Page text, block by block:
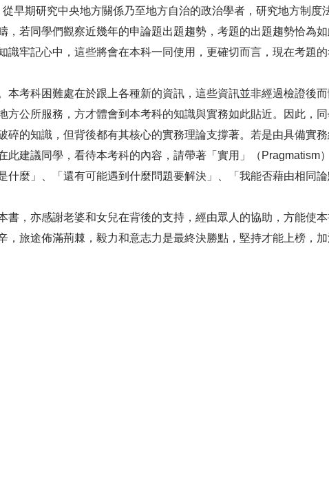
期研究中央地方關係乃至地方自治的政治學者，研究地方制度
若同學們觀察近幾年的申論題出題趨勢，考題的出題趨勢恰為
牢記心中，這些將會在本科一同使用，更確切而言，現在考題的
科困難處在於跟上各種新的資訊，這些資訊並非經過檢證後
公所服務，方才體會到本考科的知識與實務如此貼近。因此，同
的知識，但背後都有其核心的實務理論支撐著。若是由具備實
建議同學，看待本考科的內容，請帶著「實用」（Pragmatism
麼」、「還有可能遇到什麼問題要解決」、「我能否藉由相同
亦感謝老婆和女兒在背後的支持，經由眾人的協助，方能使
旅途佈滿荊棘，毅力和意志力是最終決勝點，堅持才能上榜，加